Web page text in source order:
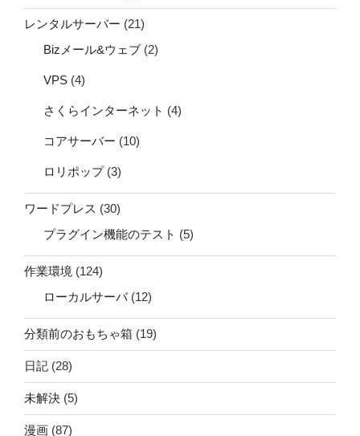
レンタルサーバー (21)
Bizメール&ウェブ (2)
VPS (4)
さくらインターネット (4)
コアサーバー (10)
ロリポップ(3)
ワードプレス (30)
プラグイン機能のテスト (5)
作業環境 (124)
ローカルサーバ(12)
分類前のおもちゃ箱 (19)
日記 (28)
未解決 (5)
漫画 (87)